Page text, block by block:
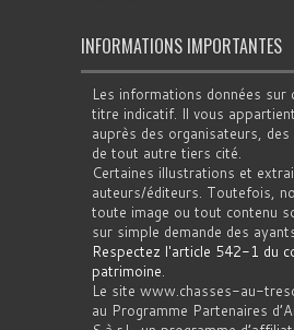
INFORMATIONS IMPORTANTES
Les informations données sur
titre indicatif. Il vous
auprès des organisateurs, des
de tout autre tiers cité.
Certaines illustrations et
auteurs/éditeurs. Toutefois,
toute image ou tout contenu
sur simple demande des
Respectez l'article 542-1 du
patrimoine.
Le site www.chasses-au-
au Programme Partenaires